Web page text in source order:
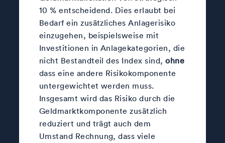
10 % entscheidend. Dies erlaubt bei
Bedarf ein zusätzliches Anlagerisiko
einzugehen, beispielsweise mit
Investitionen in Anlagekategorien, die
nicht Bestandteil des Index sind,ohne
dass eine andere Risikokomponente
untergewichtet werden muss.
Insgesamt wird das Risiko durch die
Geldmarktkomponente zusätzlich
reduziert und trägt auch dem
Umstand Rechnung, dass viele